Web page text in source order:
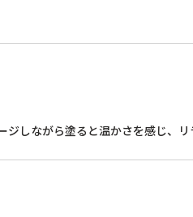
しながら塗ると温かさを感じ、リ